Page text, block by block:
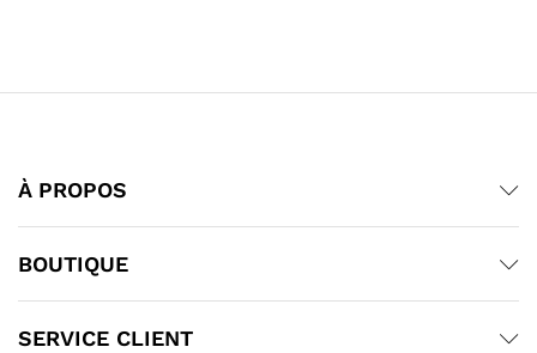
À PROPOS
BOUTIQUE
SERVICE CLIENT